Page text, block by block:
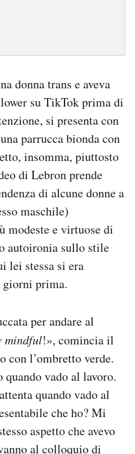
donna trans e aveva
su TikTok prima di
si presenta con
parrucca bionda con
insomma, piuttosto
di Lebron prende
di alcune donne a
maschile)
modeste e virtuose di
autoironia sullo stile
lei stessa si era
giorni prima.
per andare al
mindful!», comincia il
con l’ombretto verde.
vado al lavoro.
quando vado al
che ho? Mi
aspetto che avevo
al colloquio di